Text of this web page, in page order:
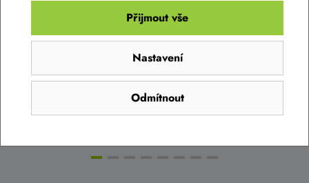
3 591 Kč
Odmítnout
Nastavení
Přijmout vše